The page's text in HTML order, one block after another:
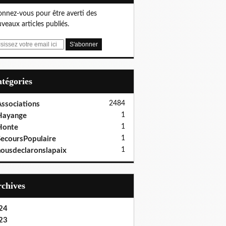
vous pour être averti des
articles publiés.
2484
1
1
1
1